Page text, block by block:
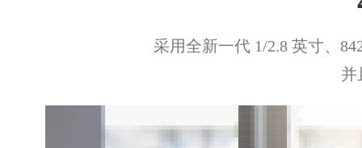
采用全新一代 1/2.8 英寸、
并